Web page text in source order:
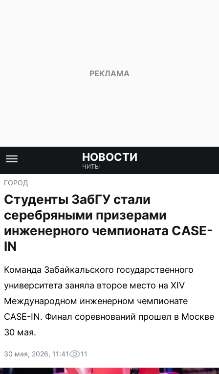
НОВОСТИ
ЧИТЫ
ГОРОД
Студенты ЗабГУ стали
серебряными призерами
инженерного чемпионата CASE-
IN
Команда Забайкальского государственного
университета заняла второе место на XIV
Международном инженерном чемпионате
CASE-IN. Финал соревнований прошел в Москве
30 мая.
30 мая, 2026, 11:41 11